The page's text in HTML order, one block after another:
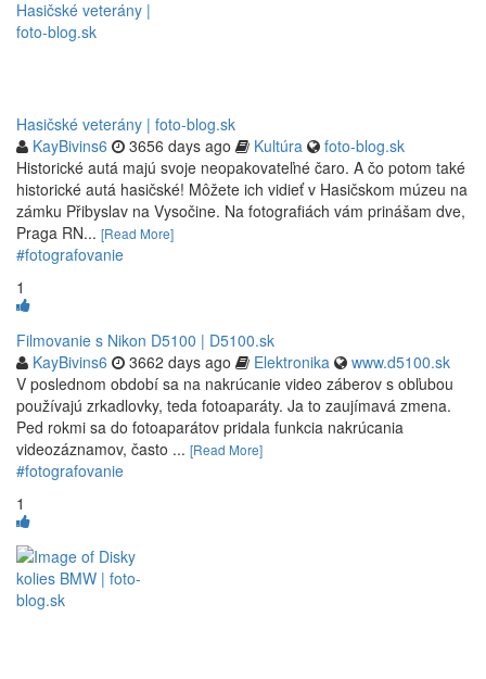
Hasičské veterány | foto-blog.sk
KayBivins6
3656 days ago Kultúra
foto-blog.sk
Historické autá majú svoje neopakovateľné čaro. A čo potom také
historické autá hasičské! Môžete ich vidieť v Hasičskom múzeu na
zámku Přibyslav na Vysočine. Na fotografiách vám prinášam dve,
Praga RN... [Read More]
#fotografovanie
1
Filmovanie s Nikon D5100 | D5100.sk
KayBivins6
3662 days ago Elektronika
www.d5100.sk
V poslednom období sa na nakrúcanie video záberov s obľubou
používajú zrkadlovky, teda fotoaparáty. Ja to zaujímavá zmena.
Ped rokmi sa do fotoaparátov pridala funkcia nakrúcania
videozáznamov, často ... [Read More]
#fotografovanie
1